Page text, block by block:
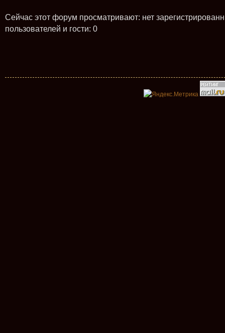
Сейчас этот форум просматривают: нет
пользователей и гости: 0